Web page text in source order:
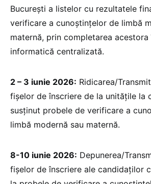
Bucureşti a listelor cu rezultatele
verificare a cunoştinţelor de limbă
maternă, prin completarea
informatică centralizată.
2 – 3 iunie 2026: Ridicarea/
fişelor de înscriere de la unităţile la
susţinut probele de verificare a
limbă modernă sau maternă.
8-10 iunie 2026: Depunerea/
fişelor de înscriere ale candidaţilor